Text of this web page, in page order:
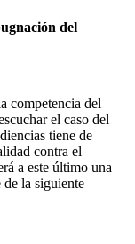
del
del
el caso del
tiene de
contra el
a este último una
de la siguiente